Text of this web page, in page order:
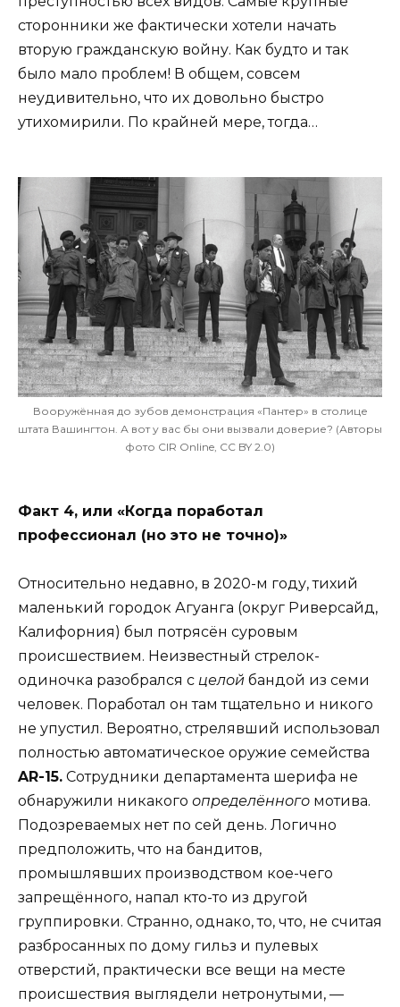
сторонники же фактически хотели начать
вторую гражданскую войну. Как будто и так
было мало проблем! В общем, совсем
неудивительно, что их довольно быстро
утихомирили. По крайней мере, тогда…
Вооружённая до зубов демонстрация «Пантер» в столице
штата Вашингтон. А вот у вас бы они вызвали доверие? (Авторы
фото CIR Online, CC BY 2.0)
Факт 4, или «Когда поработал
профессионал (но это не точно)»
Относительно недавно, в 2020-м году, тихий
маленький городок Агуанга (округ Риверсайд,
Калифорния) был потрясён суровым
происшествием. Неизвестный стрелок-
одиночка разобрался с целой бандой из семи
человек. Поработал он там тщательно и никого
не упустил. Вероятно, стрелявший использовал
полностью автоматическое оружие семейства
AR-15. Сотрудники департамента шерифа не
обнаружили никакого определённого мотива.
Подозреваемых нет по сей день. Логично
предположить, что на бандитов,
промышлявших производством кое-чего
запрещённого, напал кто-то из другой
группировки. Странно, однако, то, что, не считая
разбросанных по дому гильз и пулевых
отверстий, практически все вещи на месте
происшествия выглядели нетронутыми, —